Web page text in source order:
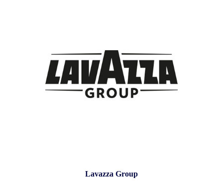
Lavazza Group